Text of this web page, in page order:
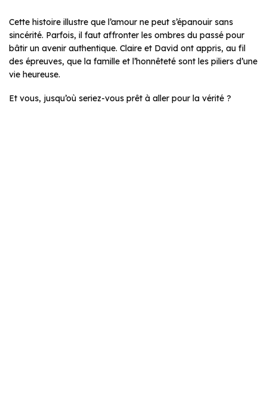
Cette histoire illustre que l’amour ne peut s’épanouir sans
sincérité. Parfois, il faut affronter les ombres du passé pour
bâtir un avenir authentique. Claire et David ont appris, au fil
des épreuves, que la famille et l’honnêteté sont les piliers d’une
vie heureuse.
Et vous, jusqu’où seriez-vous prêt à aller pour la vérité ?